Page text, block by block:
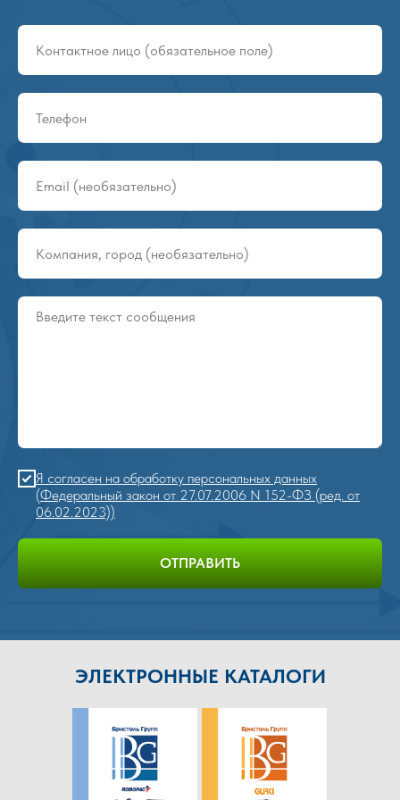
9 Групповая упаковка NOVA
10 Роботы-паллетайзеры Gurki 2:15
Я согласен на обработку персональных данных
(Федеральный закон от 27.07.2006 N 152-ФЗ (ред. от
06.02.2023))
ОТПРАВИТЬ
ЭЛЕКТРОННЫЕ КАТАЛОГИ